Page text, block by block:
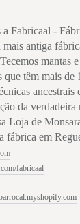
Fabricaal -
antiga
mantas
que têm mais
ancestrais
da verdadeira
Loja de
fábrica em
fabricaal